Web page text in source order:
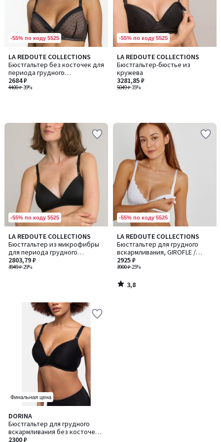
-55% по коду 5525
LA REDOUTE COLLECTIONS
Бюстгальтер без косточек для
периода грудного
вскармливания
4400 ₽-39%
2684 ₽
-55% по коду 5525
LA REDOUTE COLLECTIONS
Бюстгальтер-бюстье из
кружева
5049 ₽-35%
3281,85 ₽
-55% по коду 5525
LA REDOUTE COLLECTIONS
Бюстгальтер из микрофибры
для периода грудного
вскармливания
3949 ₽-29%
2803,79 ₽
-55% по коду 5525
LA REDOUTE COLLECTIONS
Бюстгальтер для грудного
вскармливания, GIROFLE /
ДЖИРОФЛ
3900 ₽-25%
2925 ₽
3,8
/ 5
3,8
/
Финальная цена
DORINA
Бюстгальтер для грудного
вскармливания без косточек
May / Мэй
2300 ₽
3,9
/ 5